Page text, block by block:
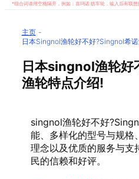
*组合词请用空格隔开，例如：喜玛诺 纺车轮，输入后有联想
主页
日本singnol渔轮好不好?singnol希
日本singnol渔轮
渔轮特点介绍!
singnol渔轮好不好
能、多样化的型号与规格
理念以及优质的服务与支
民的信赖和好评。